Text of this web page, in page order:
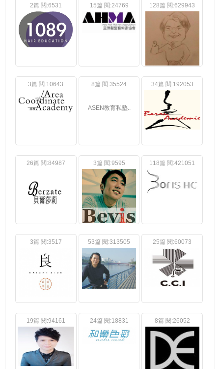
2篇 閱:6531 15篇 閱:24769 128篇 閱:629943
3篇 閱:10643 8篇 閱:35524
ASEN教育私塾..
34篇 閱:192053
26篇 閱:84987 3篇 閱:9595 118篇 閱:421051
3篇 閱:3517 53篇 閱:313505 25篇 閱:60073
19篇 閱:94161 24篇 閱:18831 8篇 閱:26052